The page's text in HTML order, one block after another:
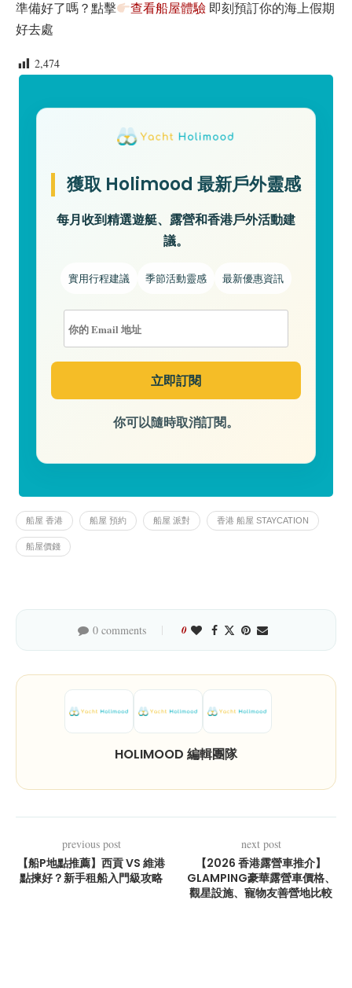
準備好了嗎？點擊 查看船屋體驗 即刻預訂你的海上假期
好去處
2,474
獲取 Holimood 最新戶外靈感
每月收到精選遊艇、露營和香港戶外活動建
議。
實用行程建議 季節活動靈感 最新優惠資訊
你可以隨時取消訂閱。
船屋 香港 船屋 預約 船屋 派對 香港 船屋 STAYCATION
船屋價錢
0 comments 0
HOLIMOOD 編輯團隊
previous post
【船P地點推薦】西貢 VS 維港
點揀好？新手租船入門級攻略
next post
【2026 香港露營車推介】
GLAMPING豪華露營車價格、
觀星設施、寵物友善營地比較